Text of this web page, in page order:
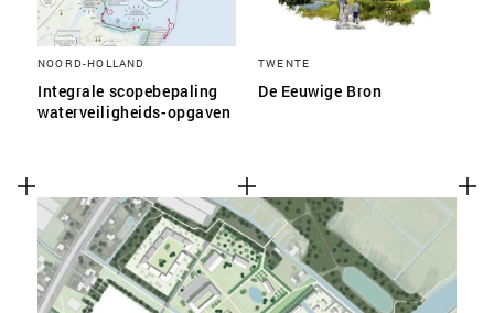
NOORD-HOLLAND
Integrale scopebepaling
waterveiligheids-opgaven
TWENTE
De Eeuwige Bron